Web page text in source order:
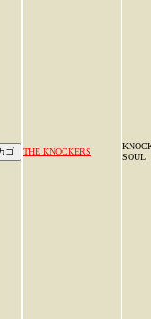
THE KNOCKERS
SOUL